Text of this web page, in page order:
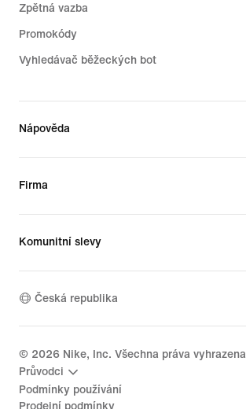
Zpětná vazba
Promokódy
Vyhledávač běžeckých bot
Nápověda
Firma
Komunitní slevy
Česká republika
© 2026 Nike, Inc. Všechna práva vyhrazena
Průvodci
Podmínky používání
Prodejní podmínky